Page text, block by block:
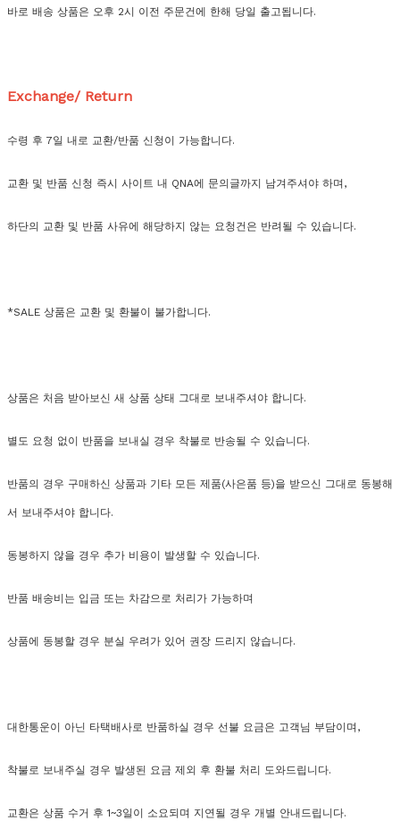
바로 배송 상품은 오후 2시 이전 주문건에 한해 당일 출고됩니다.
Exchange/ Return
수령 후 7일 내로 교환/반품 신청이 가능합니다.
교환 및 반품 신청 즉시 사이트 내 QNA에 문의글까지 남겨주셔야 하며,
하단의 교환 및 반품 사유에 해당하지 않는 요청건은 반려될 수 있습니다.
*SALE 상품은 교환 및 환불이 불가합니다.
상품은 처음 받아보신 새 상품 상태 그대로 보내주셔야 합니다.
별도 요청 없이 반품을 보내실 경우 착불로 반송될 수 있습니다.
반품의 경우 구매하신 상품과 기타 모든 제품(사은품 등)을 받으신 그대로 동봉해
서 보내주셔야 합니다.
동봉하지 않을 경우 추가 비용이 발생할 수 있습니다.
반품 배송비는 입금 또는 차감으로 처리가 가능하며
상품에 동봉할 경우 분실 우려가 있어 권장 드리지 않습니다.
대한통운이 아닌 타택배사로 반품하실 경우 선불 요금은 고객님 부담이며,
착불로 보내주실 경우 발생된 요금 제외 후 환불 처리 도와드립니다.
교환은 상품 수거 후 1~3일이 소요되며 지연될 경우 개별 안내드립니다.